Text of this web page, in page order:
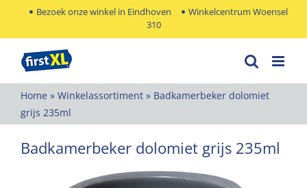
Bezoek onze winkel in Eindhoven
Winkelcentrum Woensel
310
Home » Winkelassortiment » Badkamerbeker dolomiet
grijs 235ml
Badkamerbeker dolomiet grijs 235ml